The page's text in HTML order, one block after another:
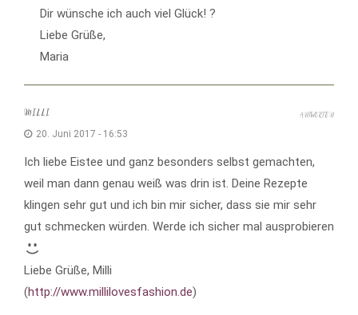
Dir wünsche ich auch viel Glück! ?
Liebe Grüße,
Maria
MILLI
20. Juni 2017 - 16:53
Ich liebe Eistee und ganz besonders selbst gemachten,
weil man dann genau weiß was drin ist. Deine Rezepte
klingen sehr gut und ich bin mir sicher, dass sie mir sehr
gut schmecken würden. Werde ich sicher mal ausprobieren
Liebe Grüße, Milli
(http://www.millilovesfashion.de)
ANTWORTEN